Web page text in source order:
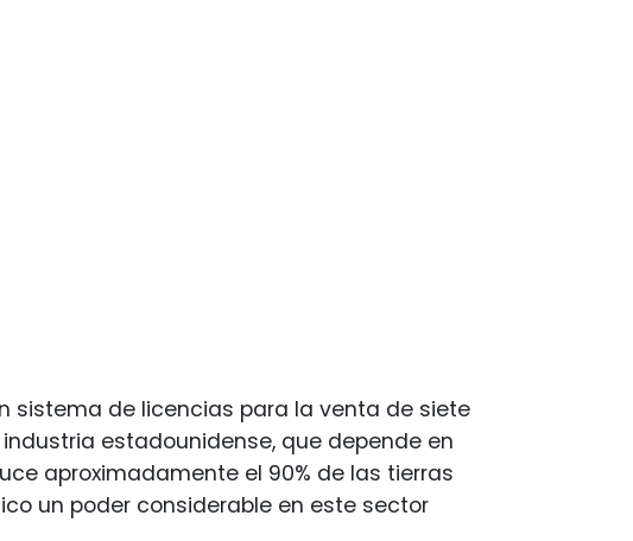
sistema de licencias para la venta de siete
estadounidense, que depende en
aproximadamente el 90% de las tierras
un poder considerable en este sector